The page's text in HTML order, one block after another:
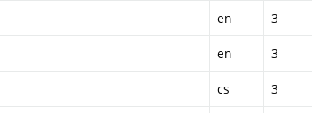
en 3
en 3
cs 3